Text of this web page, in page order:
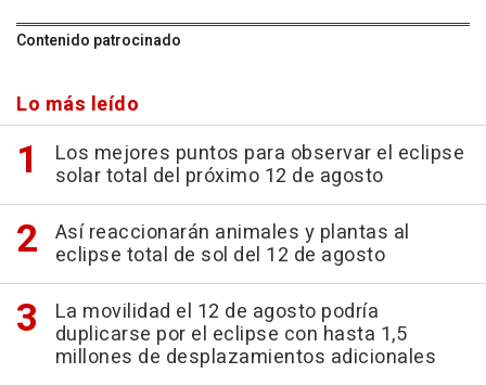
Contenido patrocinado
Lo más leído
Los mejores puntos para observar el eclipse
solar total del próximo 12 de agosto
Así reaccionarán animales y plantas al
eclipse total de sol del 12 de agosto
La movilidad el 12 de agosto podría
duplicarse por el eclipse con hasta 1,5
millones de desplazamientos adicionales